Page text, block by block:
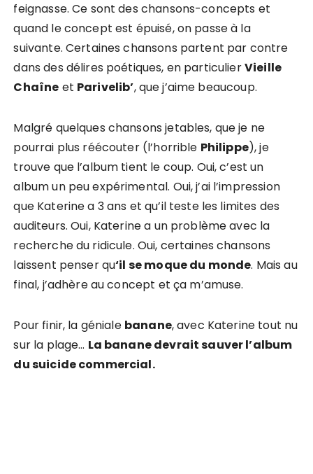
feignasse. Ce sont des chansons-concepts et
quand le concept est épuisé, on passe à la
suivante. Certaines chansons partent par contre
dans des délires poétiques, en particulierVieille
Chaîne et Parivelib’, que j’aime beaucoup.
Malgré quelques chansons jetables, que je ne
pourrai plus réécouter (l’horrible Philippe), je
trouve que l’album tient le coup. Oui, c’est un
album un peu expérimental. Oui, j’ai l’impression
que Katerine a 3 ans et qu’il teste les limites des
auditeurs. Oui, Katerine a un problème avec la
recherche du ridicule. Oui, certaines chansons
laissent penser qu‘il se moque du monde. Mais au
final, j’adhère au concept et ça m’amuse.
Pour finir, la géniale banane, avec Katerine tout nu
sur la plage… La banane devrait sauver l’album
du suicide commercial.